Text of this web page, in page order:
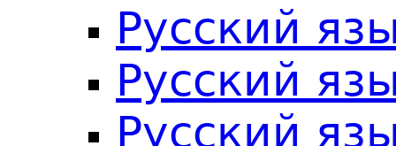
Русский
Русский
Русский